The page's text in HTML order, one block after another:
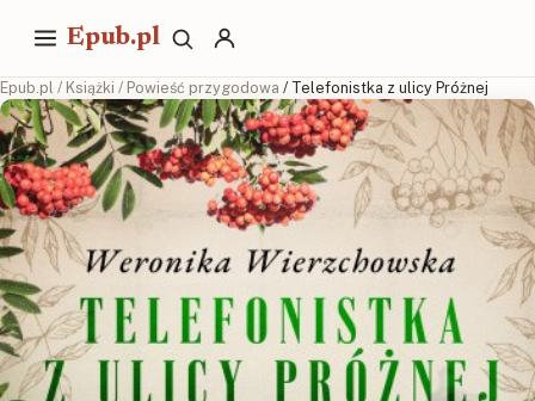
Epub.pl
Epub.pl / Książki / Powieść przygodowa / Telefonistka z ulicy Próżnej